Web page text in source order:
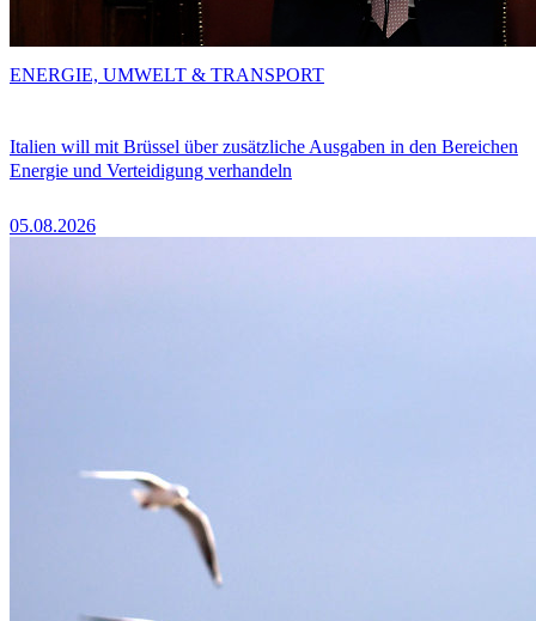
Italien will mit Brüssel über zusätzliche Ausgaben in den Bereichen
Energie und Verteidigung verhandeln
05.08.2026
ENERGIE, UMWELT & TRANSPORT